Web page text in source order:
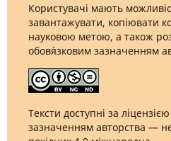
Користувачі мають
завантажувати, копіювати
науковою метою, а також
обов`язковим зазначенням
Тексти доступні за ліцензією
зазначенням авторства —